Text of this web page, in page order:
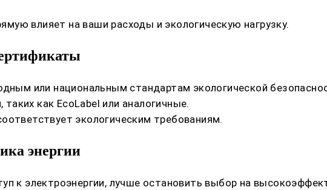
влияет на ваши расходы и экологическую нагрузку.
или национальным стандартам экологической
как EcoLabel или аналогичные.
экологическим требованиям.
энергии
к электроэнергии, лучше остановить выбор на